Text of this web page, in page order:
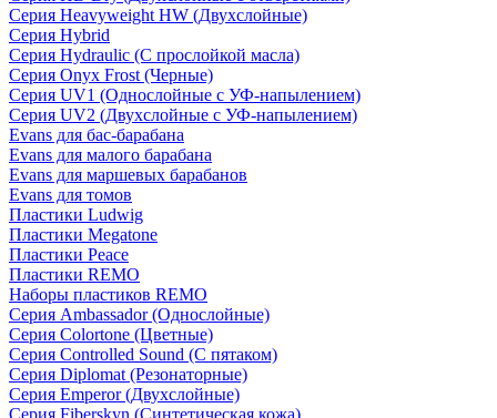
Серия Heavyweight HW (Двухслойные)
Серия Hybrid
Серия Hydraulic (С прослойкой масла)
Серия Onyx Frost (Черные)
Серия UV1 (Однослойные с УФ-напылением)
Серия UV2 (Двухслойные с УФ-напылением)
Evans для бас-барабана
Evans для малого барабана
Evans для маршевых барабанов
Evans для томов
Пластики Ludwig
Пластики Megatone
Пластики Peace
Пластики REMO
Наборы пластиков REMO
Серия Ambassador (Однослойные)
Серия Colortone (Цветные)
Серия Controlled Sound (С пятаком)
Серия Diplomat (Резонаторные)
Серия Emperor (Двухслойные)
Серия Fiberskyn (Синтетическая кожа)